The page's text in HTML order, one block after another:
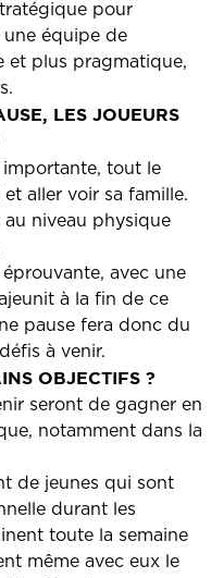
pour
une équipe de
et plus pragmatique,
LES JOUEURS
importante, tout le
aller voir sa famille.
au niveau physique
avec une
à la fin de ce
pause fera donc du
à venir.
OBJECTIFS ?
seront de gagner en
notamment dans la
de jeunes qui sont
durant les
toute la semaine
même avec eux le